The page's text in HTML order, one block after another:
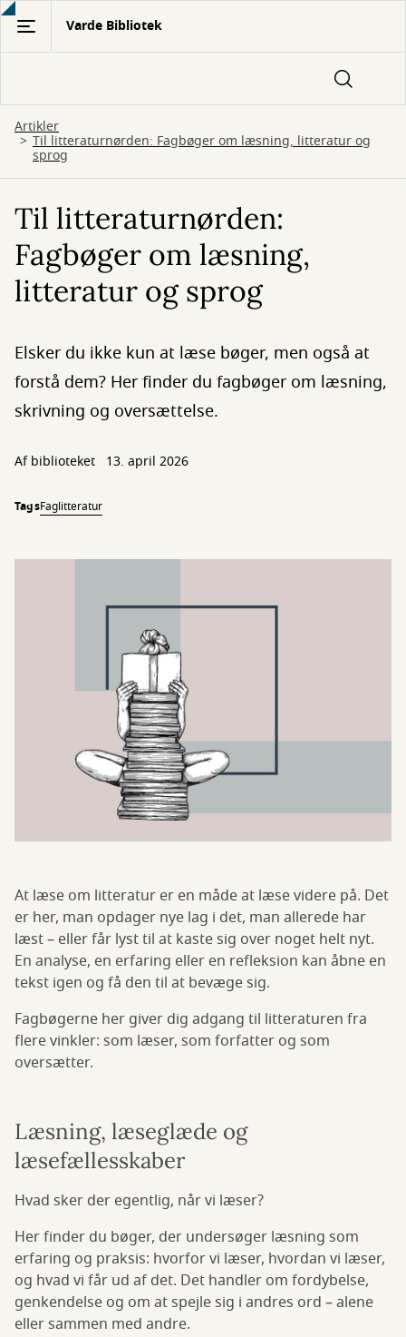
Gå
hovedindhold
Varde Bibliotek
Artikler
Til litteraturnørden: Fagbøger om læsning, litteratur og
sprog
Til litteraturnørden:
Fagbøger om læsning,
litteratur og sprog
Elsker du ikke kun at læse bøger, men også at
forstå dem? Her finder du fagbøger om læsning,
skrivning og oversættelse.
Af biblioteket 13. april 2026
TagsFaglitteratur
At læse om litteratur er en måde at læse videre på. Det
er her, man opdager nye lag i det, man allerede har
læst – eller får lyst til at kaste sig over noget helt nyt.
En analyse, en erfaring eller en refleksion kan åbne en
tekst igen og få den til at bevæge sig.
Fagbøgerne her giver dig adgang til litteraturen fra
flere vinkler: som læser, som forfatter og som
oversætter.
Læsning, læseglæde og
læsefællesskaber
Hvad sker der egentlig, når vi læser?
Her finder du bøger, der undersøger læsning som
erfaring og praksis: hvorfor vi læser, hvordan vi læser,
og hvad vi får ud af det. Det handler om fordybelse,
genkendelse og om at spejle sig i andres ord – alene
eller sammen med andre.